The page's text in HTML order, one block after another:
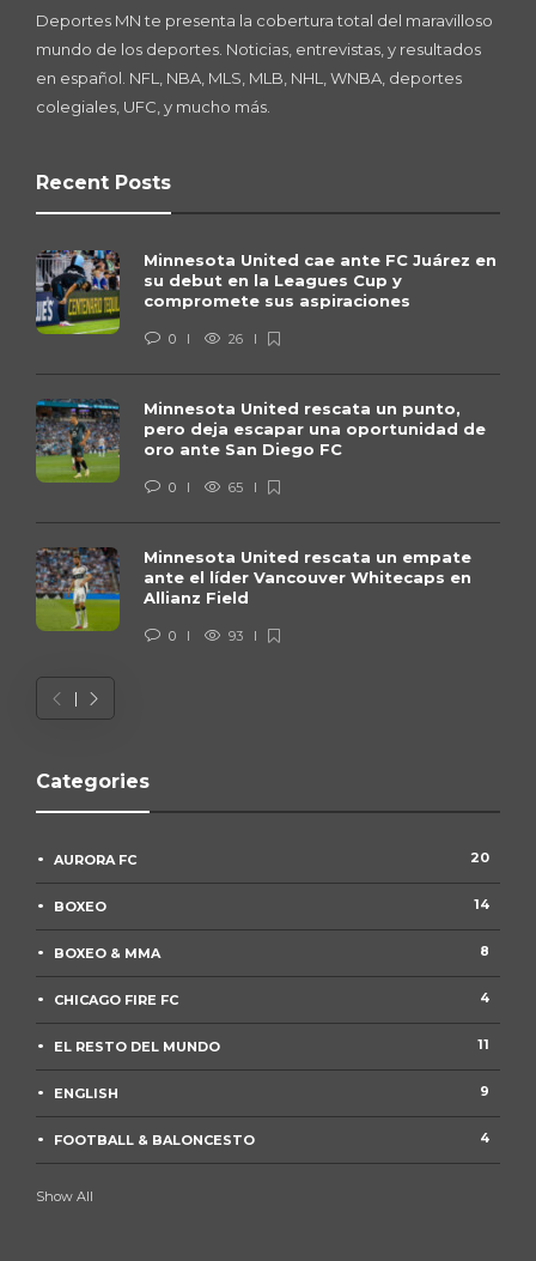
Deportes MN te presenta la cobertura total del maravilloso
mundo de los deportes. Noticias, entrevistas, y resultados
en español. NFL, NBA, MLS, MLB, NHL, WNBA, deportes
colegiales, UFC, y mucho más.
Recent Posts
Minnesota United cae ante FC Juárez en
su debut en la Leagues Cup y
compromete sus aspiraciones
0 26
Minnesota United rescata un punto,
pero deja escapar una oportunidad de
oro ante San Diego FC
0 65
Minnesota United rescata un empate
ante el líder Vancouver Whitecaps en
Allianz Field
0 93
Categories
AURORA FC 20
BOXEO 14
BOXEO & MMA 8
CHICAGO FIRE FC 4
EL RESTO DEL MUNDO 11
ENGLISH 9
FOOTBALL & BALONCESTO 4
Show All